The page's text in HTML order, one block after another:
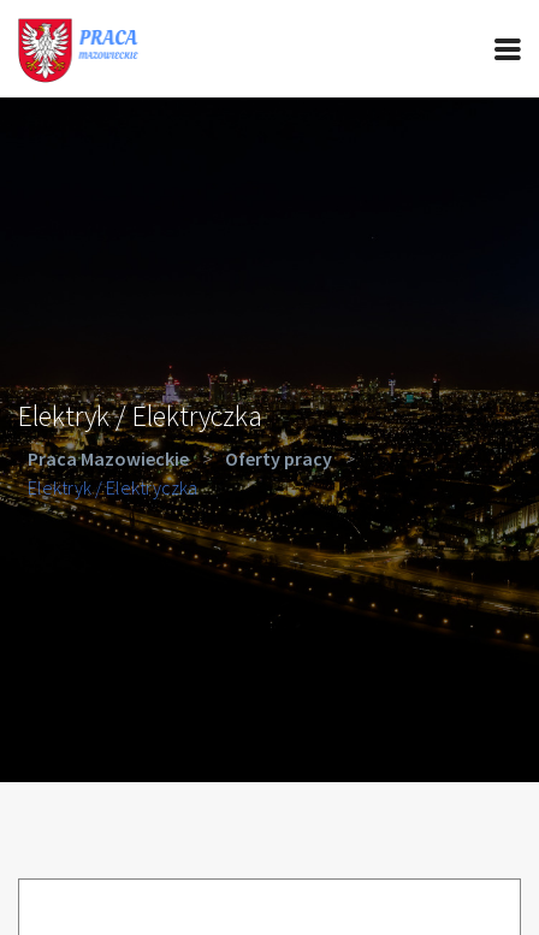
Elektryk / Elektryczka
Praca Mazowieckie > Oferty pracy >
Elektryk / Elektryczka